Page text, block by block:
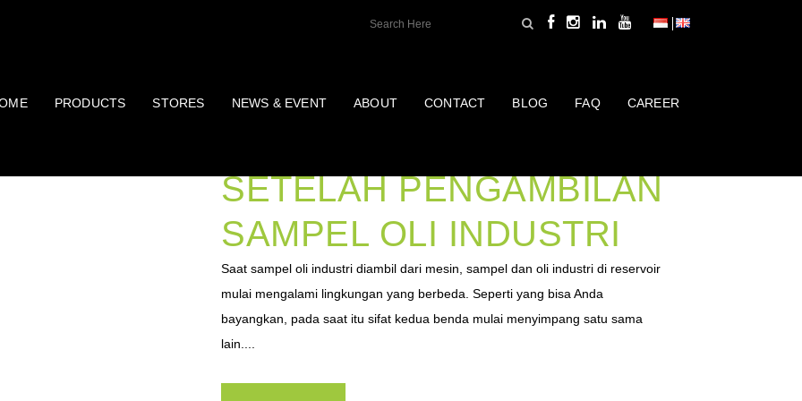
PRODUCTS STORES NEWS & EVENT ABOUT CONTACT BLOG FAQ CAREER
SETELAH PENGAMBILAN
SAMPEL OLI INDUSTRI
Saat sampel oli industri diambil dari mesin, sampel dan oli industri di reservoir
mulai mengalami lingkungan yang berbeda. Seperti yang bisa Anda
bayangkan, pada saat itu sifat kedua benda mulai menyimpang satu sama
lain....